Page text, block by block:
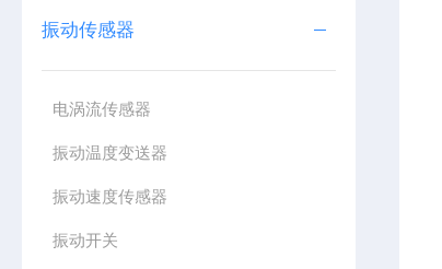
振动传感器
电涡流传感器
振动温度变送器
振动速度传感器
振动开关